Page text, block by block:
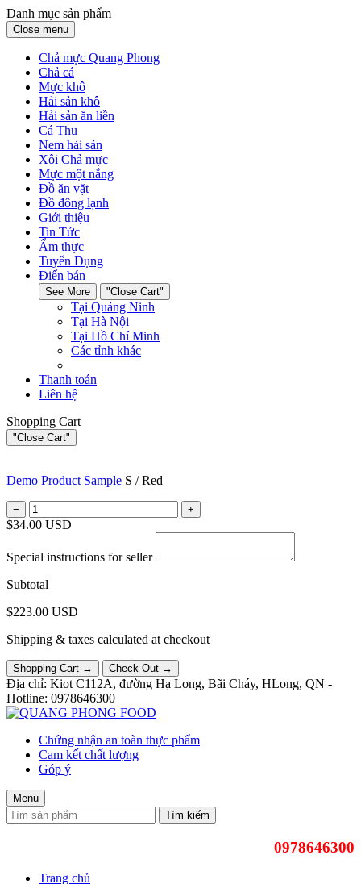
Danh mục sản phẩm
Close menu
Chả mực Quang Phong
Chả cá
Mực khô
Hải sản khô
Hải sản ăn liền
Cá Thu
Nem hải sản
Xôi Chả mực
Mực một nắng
Đồ ăn vặt
Đồ đông lạnh
Giới thiệu
Tin Tức
Ẩm thực
Tuyển Dụng
Điển bán
See More "Close Cart"
Tại Quảng Ninh
Tại Hà Nội
Tại Hồ Chí Minh
Các tỉnh khác
Thanh toán
Liên hệ
Shopping Cart
"Close Cart"
Demo Product Sample S / Red
− +
$34.00 USD
Special instructions for seller
Subtotal
$223.00 USD
Shipping & taxes calculated at checkout
Shopping Cart → Check Out →
Địa chỉ: Kiot C112A, đường Hạ Long, Bãi Cháy, HLong, QN -
Hotline: 0978646300
Chứng nhận an toàn thực phẩm
Cam kết chất lượng
Góp ý
Menu
Tìm kiếm
0978646300
Trang chủ